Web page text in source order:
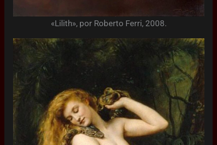
«Lilith», por Roberto Ferri, 2008.